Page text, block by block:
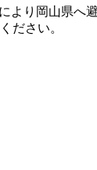
より岡山県
ださい。